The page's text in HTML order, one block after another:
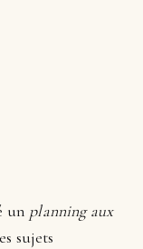
un planning aux
sujets